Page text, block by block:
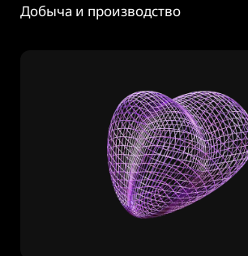
Добыча и производство